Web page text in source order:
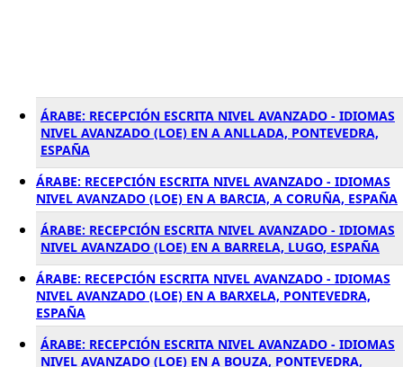
ÁRABE: RECEPCIÓN ESCRITA NIVEL AVANZADO - IDIOMAS
NIVEL AVANZADO (LOE) EN A ANLLADA, PONTEVEDRA,
ESPAÑA
ÁRABE: RECEPCIÓN ESCRITA NIVEL AVANZADO - IDIOMAS
NIVEL AVANZADO (LOE) EN A BARCIA, A CORUÑA, ESPAÑA
ÁRABE: RECEPCIÓN ESCRITA NIVEL AVANZADO - IDIOMAS
NIVEL AVANZADO (LOE) EN A BARRELA, LUGO, ESPAÑA
ÁRABE: RECEPCIÓN ESCRITA NIVEL AVANZADO - IDIOMAS
NIVEL AVANZADO (LOE) EN A BARXELA, PONTEVEDRA,
ESPAÑA
ÁRABE: RECEPCIÓN ESCRITA NIVEL AVANZADO - IDIOMAS
NIVEL AVANZADO (LOE) EN A BOUZA, PONTEVEDRA,